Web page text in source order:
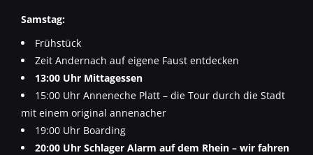
Samstag:
Frühstück
Zeit Andernach auf eigene Faust entdecken
13:00 Uhr Mittagessen
15:00 Uhr Anneneche Platt – die Tour durch die Stadt
mit einem original annenacher
19:00 Uhr Boarding
20:00 Uhr Schlager Alarm auf dem Rhein – wir fahren